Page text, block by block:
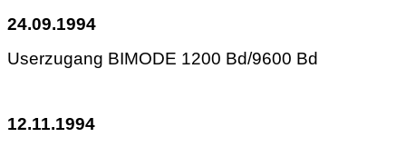
24.09.1994
Userzugang BIMODE 1200 Bd/9600 Bd
12.11.1994